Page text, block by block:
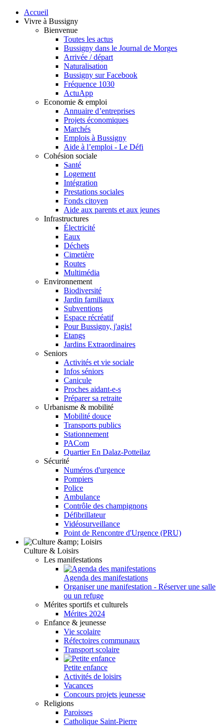
Accueil
Vivre à Bussigny
Bienvenue
Toutes les actus
Bussigny dans le Journal de Morges
Arrivée / départ
Naturalisation
Bussigny sur Facebook
Fréquence 1030
ActuApp
Economie & emploi
Annuaire d’entreprises
Projets économiques
Marchés
Emplois à Bussigny
Aide à l’emploi - Le Défi
Cohésion sociale
Santé
Logement
Intégration
Prestations sociales
Fonds citoyen
Aide aux parents et aux jeunes
Infrastructures
Électricité
Eaux
Déchets
Cimetière
Routes
Multimédia
Environnement
Biodiversité
Jardin familiaux
Subventions
Espace récréatif
Pour Bussigny, j'agis!
Etangs
Jardins Extraordinaires
Seniors
Activités et vie sociale
Infos séniors
Canicule
Proches aidant-e-s
Préparer sa retraite
Urbanisme & mobilité
Mobilité douce
Transports publics
Stationnement
PACom
Quartier En Dalaz-Potteilaz
Sécurité
Numéros d'urgence
Pompiers
Police
Ambulance
Contrôle des champignons
Défibrillateur
Vidéosurveillance
Point de Rencontre d'Urgence (PRU)
Culture & Loisirs
Les manifestations
Agenda des manifestations
Organiser une manifestation - Réserver une salle
ou un refuge
Mérites sportifs et culturels
Mérites 2024
Enfance & jeunesse
Vie scolaire
Réfectoires communaux
Transport scolaire
Petite enfance
Activités de loisirs
Vacances
Concours projets jeunesse
Religions
Paroisses
Catholique Saint-Pierre